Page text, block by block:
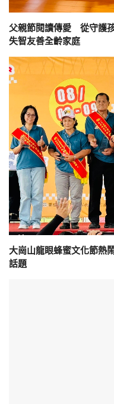
父親節閱讀傳愛 從守護
失智友善全齡家庭
大崗山龍眼蜂蜜文化節熱
話題